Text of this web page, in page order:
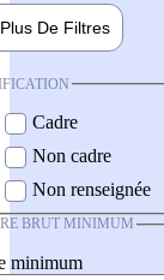
Plus De Filtres
Cadre
Non cadre
Non renseignée
BRUT MINIMUM
minimum